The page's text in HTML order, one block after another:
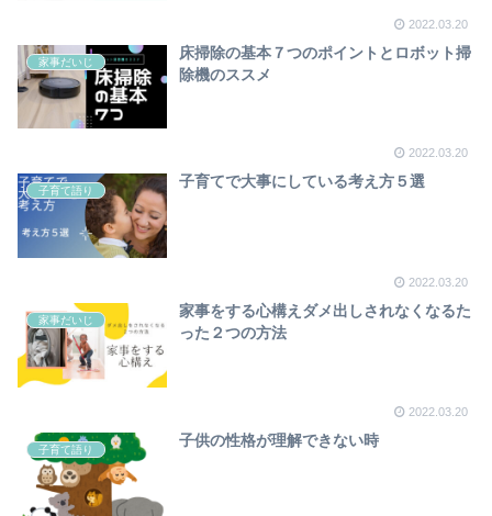
2022.03.20
家事だいじ
床掃除の基本７つのポイントとロボット掃
除機のススメ
2022.03.20
子育て語り
子育てで大事にしている考え方５選
2022.03.20
家事だいじ
家事をする心構えダメ出しされなくなるた
った２つの方法
2022.03.20
子育て語り
子供の性格が理解できない時